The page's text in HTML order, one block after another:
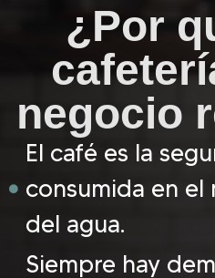
¿Por
negocio
El café es la
consumida en el
del agua.
Siempre hay